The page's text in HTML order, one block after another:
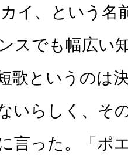
イ、という名
スでも幅広い
歌というのは
いらしく、そ
言った。「ポ